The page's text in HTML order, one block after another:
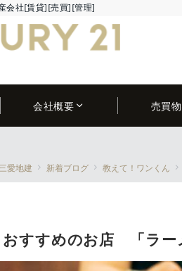
会社[賃貸][売買][管理]
会社概要 売買
愛地建 新着ブログ 教えて！ワンくん
おすすめのお店 「ラー